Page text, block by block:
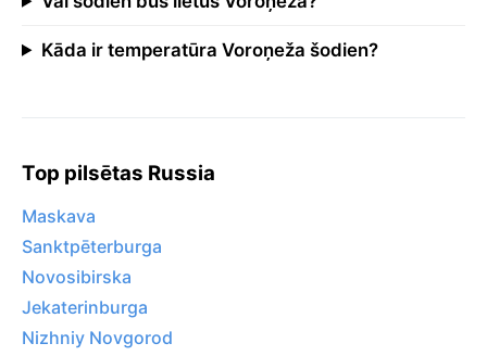
Kāda ir temperatūra Voroņeža šodien?
Top pilsētas Russia
Maskava
Sanktpēterburga
Novosibirska
Jekaterinburga
Nizhniy Novgorod